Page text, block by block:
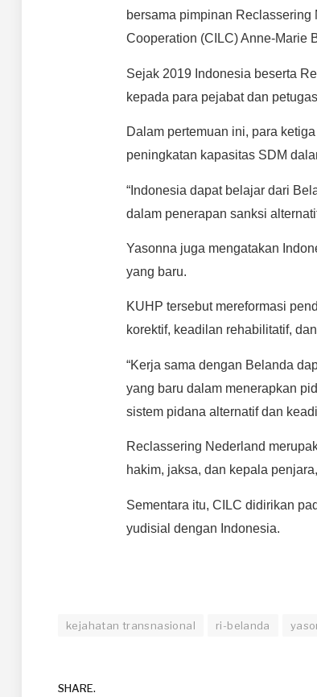
bersama pimpinan
Cooperation (CILC) Anne-Marie
Sejak 2019 Indonesia beserta
kepada para pejabat dan
Dalam pertemuan ini, para
peningkatan kapasitas SDM
“Indonesia dapat belajar dari
dalam penerapan sanksi
Yasonna juga mengatakan
yang baru.
KUHP tersebut mereformasi
korektif, keadilan rehabilitatif,
“Kerja sama dengan Belanda
yang baru dalam menerapkan
sistem pidana alternatif dan
Reclassering Nederland
hakim, jaksa, dan kepala
Sementara itu, CILC didirikan
yudisial dengan Indonesia.
kejahatan transnasional ri-belanda
SHARE.